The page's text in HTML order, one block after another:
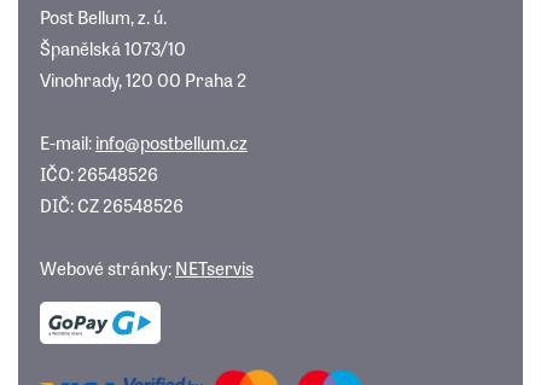
Post Bellum, z. ú.
Španělská 1073/10
Vinohrady, 120 00 Praha 2
E-mail:info@postbellum.cz
IČO: 26548526
DIČ: CZ 26548526
Webové stránky:NETservis